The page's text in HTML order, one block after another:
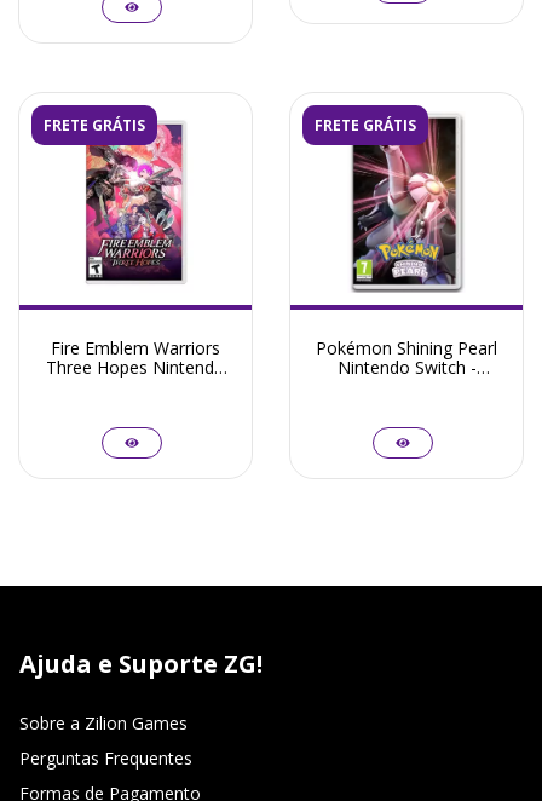
FRETE GRÁTIS
Fire Emblem Warriors
Three Hopes Nintendo
FRETE GRÁTIS
Pokémon Shining Pearl
Nintendo Switch -
Ajuda e Suporte ZG!
Sobre a Zilion Games
Perguntas Frequentes
Formas de Pagamento